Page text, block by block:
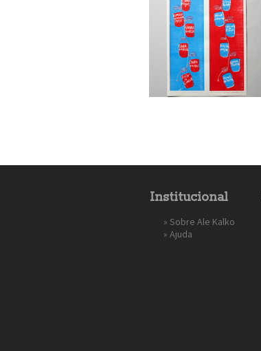
Institucional
» Sobre Ale Kalko
» Ajuda